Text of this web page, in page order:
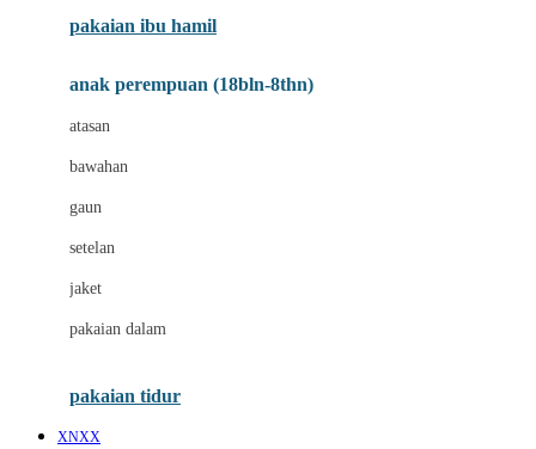
Cottonseeds
Crane
Drew
pakaian ibu hamil
anak perempuan (18bln-8thn)
atasan
bawahan
gaun
setelan
jaket
pakaian dalam
pakaian tidur
XNXX